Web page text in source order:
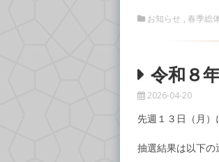
お知らせ , 春季総
令和８
2026-04-20
先週１３日（月）
抽選結果は以下の